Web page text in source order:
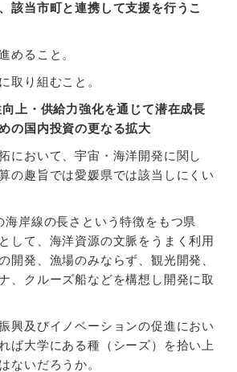
該当市町と連携して支援を行うこ
めること。
取り組むこと。
上・供給力強化を通じて潜在成長
の国内投資の更なる拡大
において、宇宙・海洋開発に関し
の趣旨では愛媛県では該当しにくい
海岸線の長さという特徴をもつ県
して、海洋資源の文脈をうまく利用
開発、漁場のみならず、観光開発、
、クルーズ船などを構想し開発に取
興及びイノベーションの促進におい
ば大学にある種（シーズ）を拾い上
ないだろうか。